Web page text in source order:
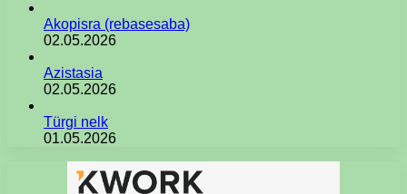
Akopisra (rebasesaba)
02.05.2026
Azistasia
02.05.2026
Türgi nelk
01.05.2026